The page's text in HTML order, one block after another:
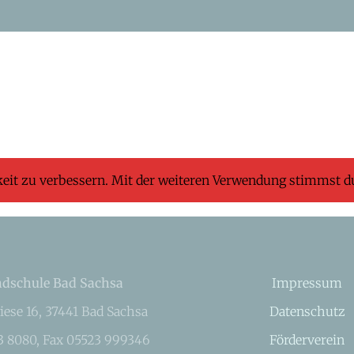
Bad Sachsa
16, 37441 Bad Sachsa
8080, Fax 05523 999346
Impressum
Datenschutz
Förderverein
zu verbessern. Mit der weiteren Verwendung stimmst